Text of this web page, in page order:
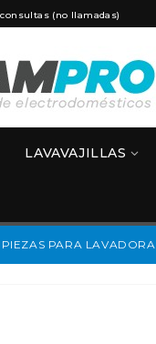
(no llamadas)
LAVAVAJILLAS
PIEZAS PARA LAVADORA